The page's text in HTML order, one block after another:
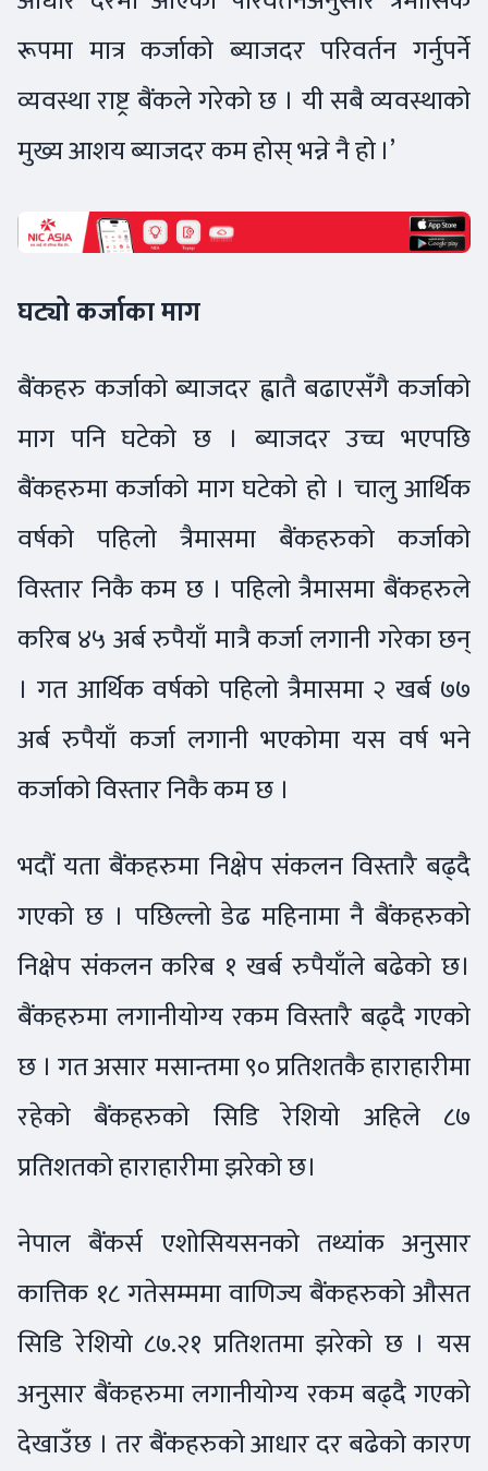
रूपमा मात्र कर्जाको ब्याजदर परिवर्तन गर्नुपर्ने
व्यवस्था राष्ट्र बैंकले गरेको छ । यी सबै व्यवस्थाको
मुख्य आशय ब्याजदर कम होस् भन्ने नै हो ।’
घट्यो कर्जाका माग
बैंकहरु कर्जाको ब्याजदर ह्वातै बढाएसँगै कर्जाको
माग पनि घटेको छ । ब्याजदर उच्च भएपछि
बैंकहरुमा कर्जाको माग घटेको हो । चालु आर्थिक
वर्षको पहिलो त्रैमासमा बैंकहरुको कर्जाको
विस्तार निकै कम छ । पहिलो त्रैमासमा बैंकहरुले
करिब ४५ अर्ब रुपैयाँ मात्रै कर्जा लगानी गरेका छन्
। गत आर्थिक वर्षको पहिलो त्रैमासमा २ खर्ब ७७
अर्ब रुपैयाँ कर्जा लगानी भएकोमा यस वर्ष भने
कर्जाको विस्तार निकै कम छ ।
भदौं यता बैंकहरुमा निक्षेप संकलन विस्तारै बढ्दै
गएको छ । पछिल्लो डेढ महिनामा नै बैंकहरुको
निक्षेप संकलन करिब १ खर्ब रुपैयाँले बढेको छ।
बैंकहरुमा लगानीयोग्य रकम विस्तारै बढ्दै गएको
छ । गत असार मसान्तमा ९० प्रतिशतकै हाराहारीमा
रहेको बैंकहरुको सिडि रेशियो अहिले ८७
प्रतिशतको हाराहारीमा झरेको छ।
नेपाल बैंकर्स एशोसियसनको तथ्यांक अनुसार
कात्तिक १८ गतेसम्ममा वाणिज्य बैंकहरुको औसत
सिडि रेशियो ८७.२१ प्रतिशतमा झरेको छ । यस
अनुसार बैंकहरुमा लगानीयोग्य रकम बढ्दै गएको
देखाउँछ । तर बैंकहरुको आधार दर बढेको कारण